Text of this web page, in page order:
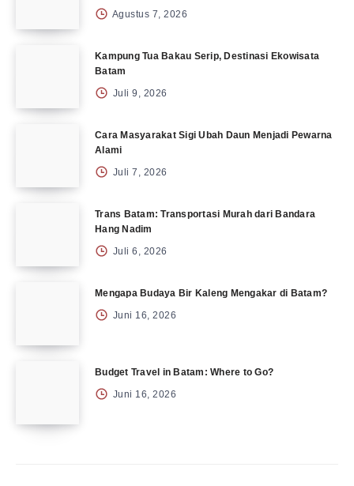
Agustus 7, 2026
Kampung Tua Bakau Serip, Destinasi Ekowisata
Batam
Juli 9, 2026
Cara Masyarakat Sigi Ubah Daun Menjadi Pewarna
Alami
Juli 7, 2026
Trans Batam: Transportasi Murah dari Bandara
Hang Nadim
Juli 6, 2026
Mengapa Budaya Bir Kaleng Mengakar di Batam?
Juni 16, 2026
Budget Travel in Batam: Where to Go?
Juni 16, 2026